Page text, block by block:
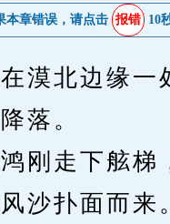
本章错误，请点击 报错 10
北边缘一
落。
走下舷梯
沙扑面而来